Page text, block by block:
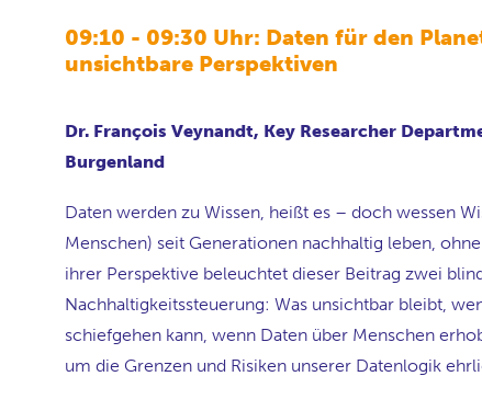
09:10 - 09:30 Uhr: Daten für den
unsichtbare Perspektiven
Dr. François Veynandt, Key Researcher
Burgenland
Daten werden zu Wissen, heißt es – doch wessen
Menschen) seit Generationen nachhaltig leben,
ihrer Perspektive beleuchtet dieser Beitrag zwei
Nachhaltigkeitssteuerung: Was unsichtbar bleibt,
schiefgehen kann, wenn Daten über Menschen
um die Grenzen und Risiken unserer Datenlogik